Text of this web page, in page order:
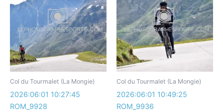
Col du Tourmalet (La Mongie)
2026:06:01 10:27:45
ROM_9928
Col du Tourmalet (La Mongie)
2026:06:01 10:49:25
ROM_9936